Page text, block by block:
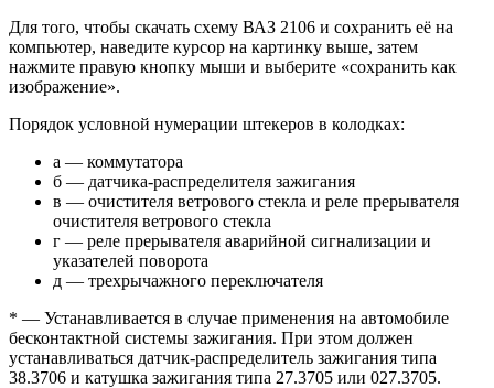
Для того, чтобы скачать схему ВАЗ 2106 и сохранить её на
компьютер, наведите курсор на картинку выше, затем
нажмите правую кнопку мыши и выберите «сохранить как
изображение».
Порядок условной нумерации штекеров в колодках:
а — коммутатора
б — датчика-распределителя зажигания
в — очистителя ветрового стекла и реле прерывателя
очистителя ветрового стекла
г — реле прерывателя аварийной сигнализации и
указателей поворота
д — трехрычажного переключателя
* — Устанавливается в случае применения на автомобиле
бесконтактной системы зажигания. При этом должен
устанавливаться датчик-распределитель зажигания типа
38.3706 и катушка зажигания типа 27.3705 или 027.3705.